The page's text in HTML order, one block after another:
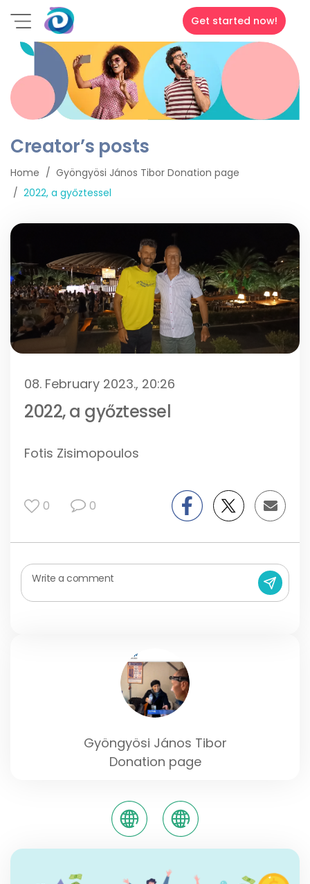
Get started now!
Creator’s posts
Home
Gyöngyösi János Tibor Donation page
2022, a győztessel
08. February 2023., 20:26
2022, a győztessel
Fotis Zisimopoulos
0 0
Write a comment
Gyöngyösi János Tibor
Donation page